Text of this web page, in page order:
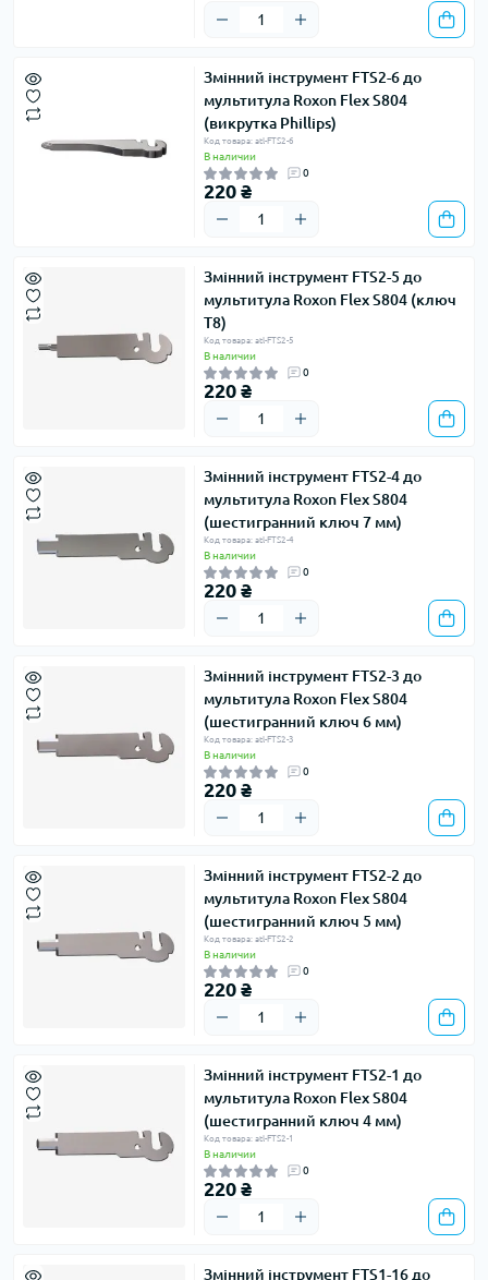
Змінний інструмент FTS2-6 до
мультитула Roxon Flex S804
(викрутка Phillips)
Код товара: atl-FTS2-6
В наличии
0
220 ₴
Змінний інструмент FTS2-5 до
мультитула Roxon Flex S804 (ключ
Т8)
Код товара: atl-FTS2-5
В наличии
0
220 ₴
Змінний інструмент FTS2-4 до
мультитула Roxon Flex S804
(шестигранний ключ 7 мм)
Код товара: atl-FTS2-4
В наличии
0
220 ₴
Змінний інструмент FTS2-3 до
мультитула Roxon Flex S804
(шестигранний ключ 6 мм)
Код товара: atl-FTS2-3
В наличии
0
220 ₴
Змінний інструмент FTS2-2 до
мультитула Roxon Flex S804
(шестигранний ключ 5 мм)
Код товара: atl-FTS2-2
В наличии
0
220 ₴
Змінний інструмент FTS2-1 до
мультитула Roxon Flex S804
(шестигранний ключ 4 мм)
Код товара: atl-FTS2-1
В наличии
0
220 ₴
Змінний інструмент FTS1-16 до